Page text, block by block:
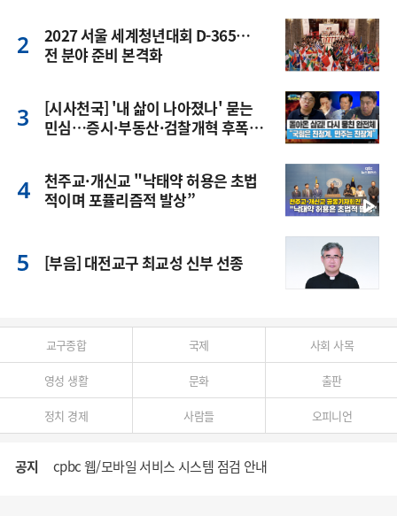
2027 서울 세계청년대회 D-365…
전 분야 준비 본격화
[시사천국] '내 삶이 나아졌나' 묻는
민심…증시·부동산·검찰개혁 후폭
천주교·개신교 "낙태약 허용은 초법
적이며 포퓰리즘적 발상”
[부음] 대전교구 최교성 신부 선종
교구종합 국제 사회 사목
영성 생활 문화 출판
정치 경제 사람들 오피니언
공지 cpbc 웹/모바일 서비스 시스템 점검 안내